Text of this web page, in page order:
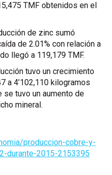
TMF obtenidos en el
de zinc sumó
de 2.01% con relación a
llegó a 119,179 TMF.
tuvo un crecimiento
a 4’102,110 kilogramos
se tuvo un aumento de
mineral.
produccion-cobre-y-
durante-2015-2153395